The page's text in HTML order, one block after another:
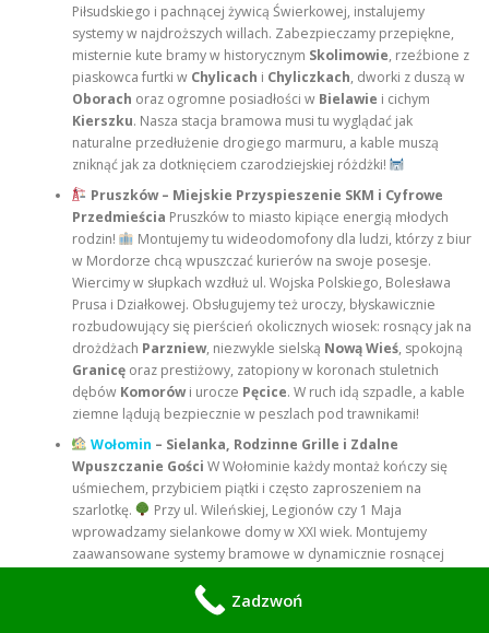
Piłsudskiego i pachnącej żywicą Świerkowej, instalujemy
systemy w najdroższych willach. Zabezpieczamy przepiękne,
misternie kute bramy w historycznym Skolimowie, rzeźbione z
piaskowca furtki w Chylicach i Chyliczkach, dworki z duszą w
Oborach oraz ogromne posiadłości w Bielawie i cichym
Kierszku. Nasza stacja bramowa musi tu wyglądać jak
naturalne przedłużenie drogiego marmuru, a kable muszą
zniknąć jak za dotknięciem czarodziejskiej różdżki!
Pruszków – Miejskie Przyspieszenie SKM i Cyfrowe
Przedmieścia Pruszków to miasto kipiące energią młodych
rodzin!
Montujemy tu wideodomofony dla ludzi, którzy z biur
w Mordorze chcą wpuszczać kurierów na swoje posesje.
Wiercimy w słupkach wzdłuż ul. Wojska Polskiego, Bolesława
Prusa i Działkowej. Obsługujemy też uroczy, błyskawicznie
rozbudowujący się pierścień okolicznych wiosek: rosnący jak na
drożdżach Parzniew, niezwykle sielską Nową Wieś, spokojną
Granicęoraz prestiżowy, zatopiony w koronach stuletnich
dębów Komorówi urocze Pęcice. W ruch idą szpadle, a kable
ziemne lądują bezpiecznie w peszlach pod trawnikami!
Wołomin – Sielanka, Rodzinne Grille i Zdalne
Wpuszczanie Gości W Wołominie każdy montaż kończy się
uśmiechem, przybiciem piątki i często zaproszeniem na
szarlotkę.
Przy ul. Wileńskiej, Legionów czy 1 Maja
wprowadzamy sielankowe domy w XXI wiek. Montujemy
zaawansowane systemy bramowe w dynamicznie rosnącej
cudownych miejscowościach takich jak:
, a także w cichym
Zadzwoń